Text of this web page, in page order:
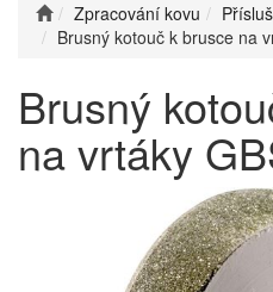
Zpracování kovu
Brusný kotouč k brusce na
Brusný
na vrtáky